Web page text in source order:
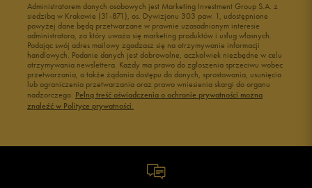
Administratorem danych osobowych jest Marketing Investment Group S.A. z
siedzibą w Krakowie (31-871), os. Dywizjonu 303 paw. 1, udostępnione
powyżej dane będą przetwarzane w prawnie uzasadnionym interesie
administratora, za który uważa się marketing produktów i usług własnych.
Podając swój adres mailowy zgadzasz się na otrzymywanie informacji
handlowych. Podanie danych jest dobrowolne, aczkolwiek niezbędne w celu
otrzymywania newslettera. Każdy ma prawo do zgłoszenia sprzeciwu wobec
przetwarzania, a także żądania dostępu do danych, sprostowania, usunięcia
lub ograniczenia przetwarzania oraz prawo wniesienia skargi do organu
nadzorczego. Pełną treść oświadczenia o ochronie prywatności można
znaleźć w Polityce prywatności.